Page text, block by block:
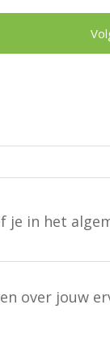
je in het
over jouw